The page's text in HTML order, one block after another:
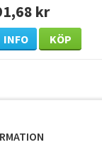
kr
INFO KÖP